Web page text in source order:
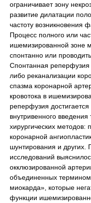
ограничивает зону
развитие дилатации
частоту возникновения
Процесс полного или
ишемизированной зоне
спонтанно или
Спонтанная реперфузия
либо реканализации
спазма коронарной
кровотока в
реперфузия
внутривенного
хирургических методов:
коронарной
шунтирования и других.
исследований
окклюзированной
объединенных
миокарда», которые
функции